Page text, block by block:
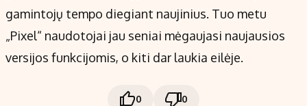
gamintojų tempo diegiant naujinius. Tuo metu
„Pixel“ naudotojai jau seniai mėgaujasi naujausios
versijos funkcijomis, o kiti dar laukia eilėje.
0 0